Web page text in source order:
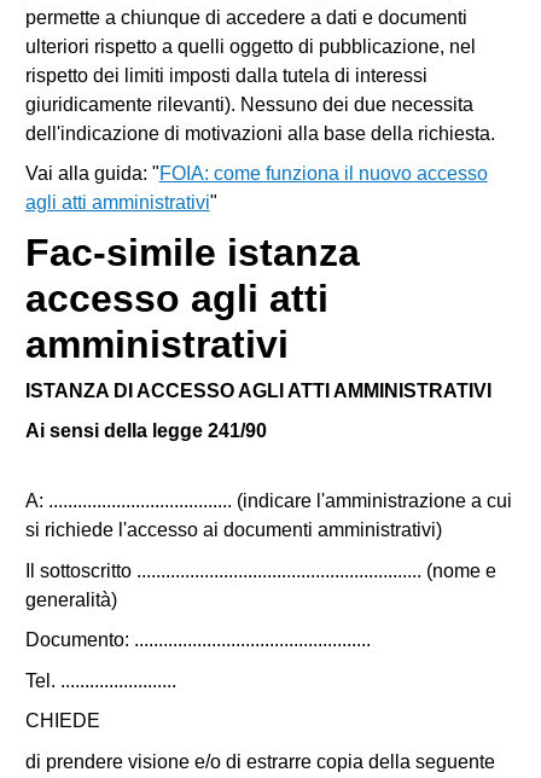
permette a chiunque di accedere a dati e documenti
ulteriori rispetto a quelli oggetto di pubblicazione, nel
rispetto dei limiti imposti dalla tutela di interessi
giuridicamente rilevanti). Nessuno dei due necessita
dell'indicazione di motivazioni alla base della richiesta.
Vai alla guida: "FOIA: come funziona il nuovo accesso
agli atti amministrativi"
Fac-simile istanza
accesso agli atti
amministrativi
ISTANZA DI ACCESSO AGLI ATTI AMMINISTRATIVI
Ai sensi della legge 241/90
A: ...................................... (indicare l'amministrazione a cui
si richiede l'accesso ai documenti amministrativi)
Il sottoscritto ........................................................... (nome e
generalità)
Documento: .................................................
Tel. ........................
CHIEDE
di prendere visione e/o di estrarre copia della seguente